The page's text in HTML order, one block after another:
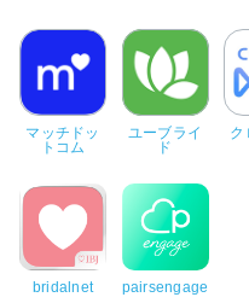
マッチドッ
トコム
ユーブライ
ド
ク
bridalnet pairsengage